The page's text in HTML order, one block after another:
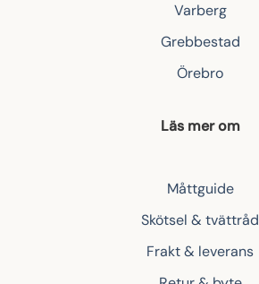
Varberg
Grebbestad
Örebro
Läs mer om
Måttguide
Skötsel & tvättråd
Frakt & leverans